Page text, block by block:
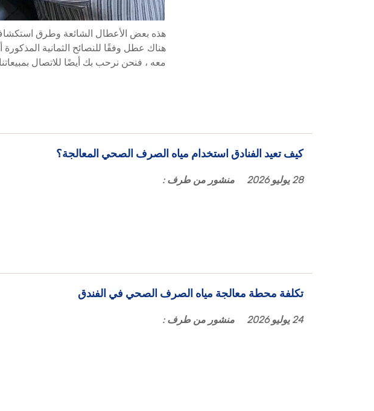
هناك عطل وفقًا للنصائح الثمانية المذكورة
معه ، فنحن نرحب بك أيضًا للاتصال
كيف تعيد الفنادق استخدام مياه الصرف الصحي المعالجة؟
28 يوليو 2026 منشور من طرف :
تكلفة محطة معالجة مياه الصرف الصحي في الفندق
24 يوليو 2026 منشور من طرف :